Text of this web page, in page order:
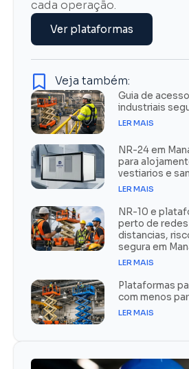
cada operação.
Ver plataformas
Veja também:
Guia de
industriais
LER MAIS
NR-24 em
para
vestiarios e
LER MAIS
NR-10 e
perto de
distancias,
segura em
LER MAIS
Plataformas
com menos
LER MAIS